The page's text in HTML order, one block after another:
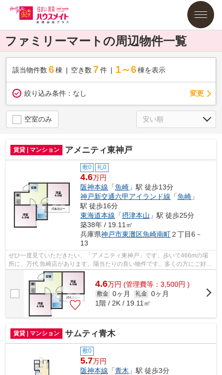
ファミリーマートの周辺物件一覧
該当物件数 6棟 空き数 7 件 1～6 棟を表示
絞り込み条件： なし 変更
空室のみ
賃貸 | マンション アメニティ東神戸
敷0 礼0
4.6万円
阪神本線 「魚崎 」駅 徒歩13分
神戸新交通六甲アイランド線 「魚崎 」
駅 徒歩16分
東海道本線 「摂津本山 」駅 徒歩25分
築38年 / 19.11㎡
兵庫県神戸市東灘区魚崎南町２丁目6－
13
ぜひ一度見ていただきたい、「アメニティ東神戸」です。歩いて466mの場
所に、万代 魚崎店があります。陽当たりの良い物件です。多くの方にご好評
をいただいている、清潔感のある賃貸物...
4.6万円 (管理費等：3,500円 )
敷金 0ヶ月 礼金 0ヶ月
1階 / 2K / 19.11㎡
賃貸 | マンション サムティ青木
敷0
5.7万円
阪神本線 「青木 」駅 徒歩3分